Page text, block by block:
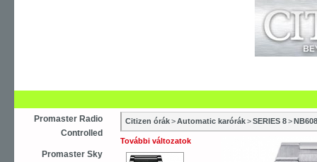
Promaster Radio
Controlled
Promaster Sky
Citizen órák>Automatic karórák>SERIES 8>
További változatok